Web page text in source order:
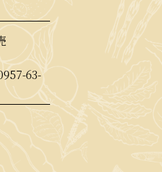
63-